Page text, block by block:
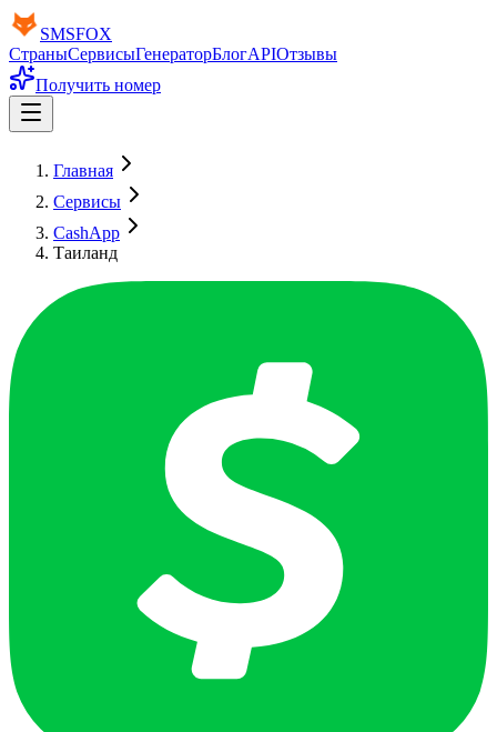
SMSFOX
СтраныСервисыГенераторБлогAPIОтзывы
Получить номер
Главная
Сервисы
CashApp
Таиланд